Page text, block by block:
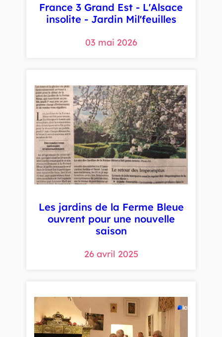
France 3 Grand Est - L'Alsace
insolite - Jardin Mil'feuilles
03 mai 2026
Les jardins de la Ferme Bleue
ouvrent pour une nouvelle
saison
26 avril 2025